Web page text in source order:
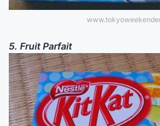
5. Fruit Parfait